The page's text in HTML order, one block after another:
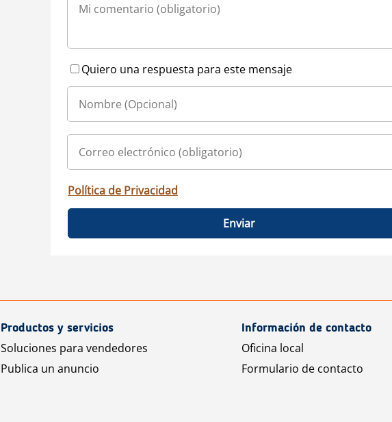
Quiero una respuesta para este mensaje
Política de Privacidad
Enviar
Productos y servicios
Soluciones para vendedores
Publica un anuncio
Información de contacto
Oficina local
Formulario de contacto